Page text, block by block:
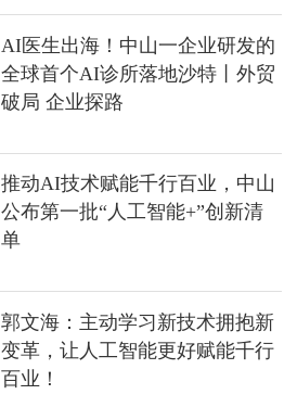
AI医生出海！中山一企业研发的
全球首个AI诊所落地沙特丨外贸
破局 企业探路
推动AI技术赋能千行百业，中山
公布第一批“人工智能+”创新清
单
郭文海：主动学习新技术拥抱新
变革，让人工智能更好赋能千行
百业！